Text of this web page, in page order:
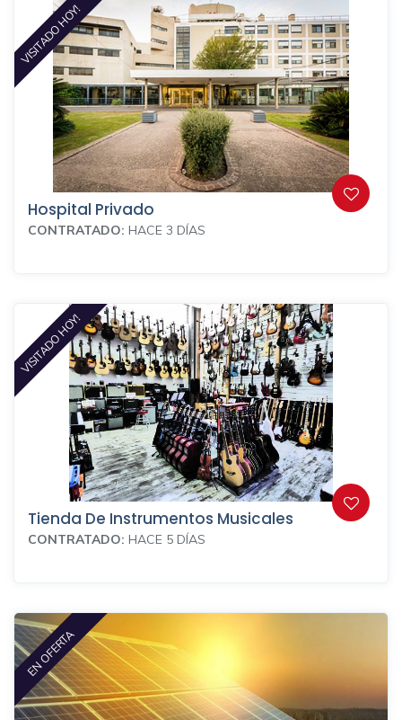
VISITADO HOY!
Hospital Privado
CONTRATADO: HACE 3 DÍAS
VISITADO HOY!
Tienda De Instrumentos Musicales
CONTRATADO: HACE 5 DÍAS
EN OFERTA